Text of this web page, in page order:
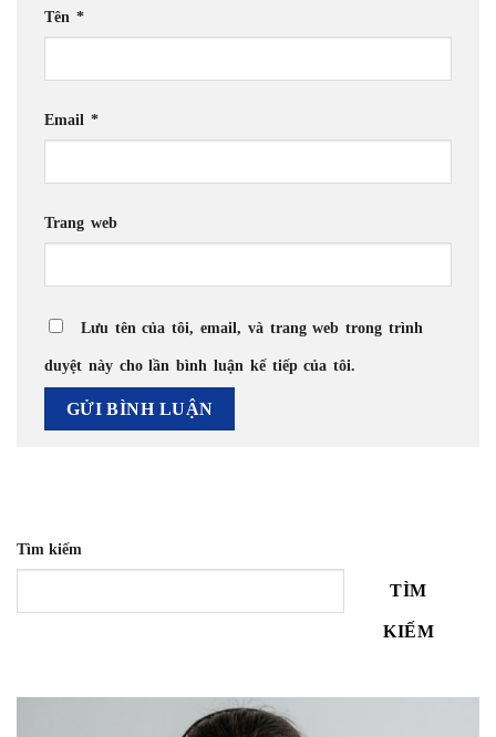
Tên *
Email *
Trang web
Lưu tên của tôi, email, và trang web trong trình
duyệt này cho lần bình luận kế tiếp của tôi.
Tìm kiếm
TÌM
KIẾM